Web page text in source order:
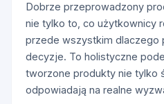
Dobrze przeprowadzony
nie tylko to, co użytkownicy
przede wszystkim dlaczego
decyzje. To holistyczne
tworzone produkty nie tylko
odpowiadają na realne